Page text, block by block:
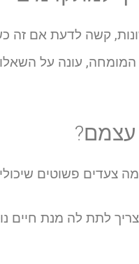
קשה לדעת אם זה
עונה על
עצמם?
צעדים פשוטים
לתת לה מנת חיים